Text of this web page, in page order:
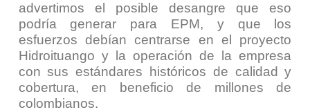
advertimos el posible desangre que eso
podría generar para EPM, y que los
esfuerzos debían centrarse en el proyecto
Hidroituango y la operación de la empresa
con sus estándares históricos de calidad y
cobertura, en beneficio de millones de
colombianos.